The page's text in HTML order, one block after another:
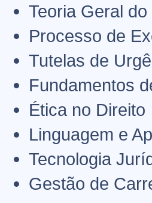
Teoria Geral
Processo de
Tutelas de
Fundamentos
Ética no Direito
Linguagem e
Tecnologia
Gestão de